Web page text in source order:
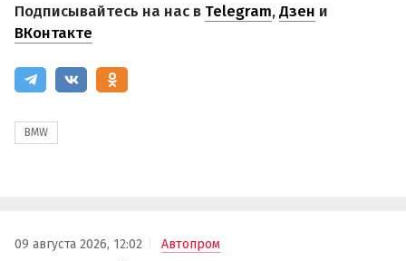
Подписывайтесь на нас в Telegram,Дзен и
ВКонтакте
BMW
09 августа 2026, 12:02 Автопром